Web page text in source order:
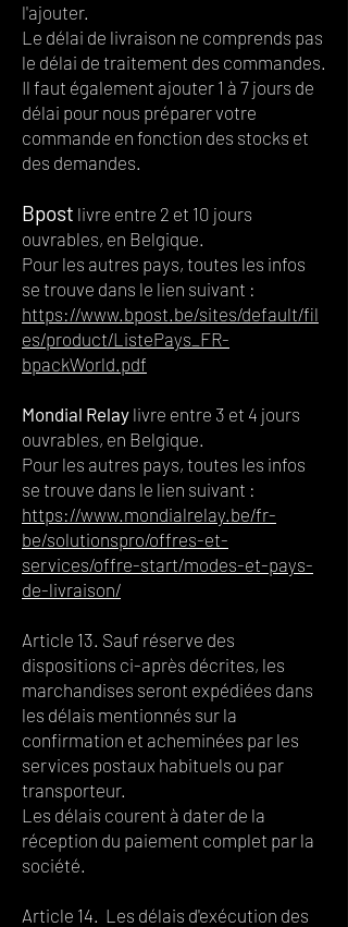
l'ajouter.
Le délai de livraison ne comprends pas
le délai de traitement des commandes.
Il faut également ajouter 1 à 7 jours de
délai pour nous préparer votre
commande en fonction des stocks et
des demandes.
Bpost livre entre 2 et 10 jours
ouvrables, en Belgique.
Pour les autres pays, toutes les infos
se trouve dans le lien suivant :
https://www.bpost.be/sites/default/fil
es/product/ListePays_FR-
bpackWorld.pdf
Mondial Relay livre entre 3 et 4 jours
ouvrables, en Belgique.
Pour les autres pays, toutes les infos
se trouve dans le lien suivant :
https://www.mondialrelay.be/fr-
be/solutionspro/offres-et-
services/offre-start/modes-et-pays-
de-livraison/
Article 13. Sauf réserve des
dispositions ci-après décrites, les
marchandises seront expédiées dans
les délais mentionnés sur la
confirmation et acheminées par les
services postaux habituels ou par
transporteur.
Les délais courent à dater de la
réception du paiement complet par la
société.
Article 14. Les délais d'exécution des